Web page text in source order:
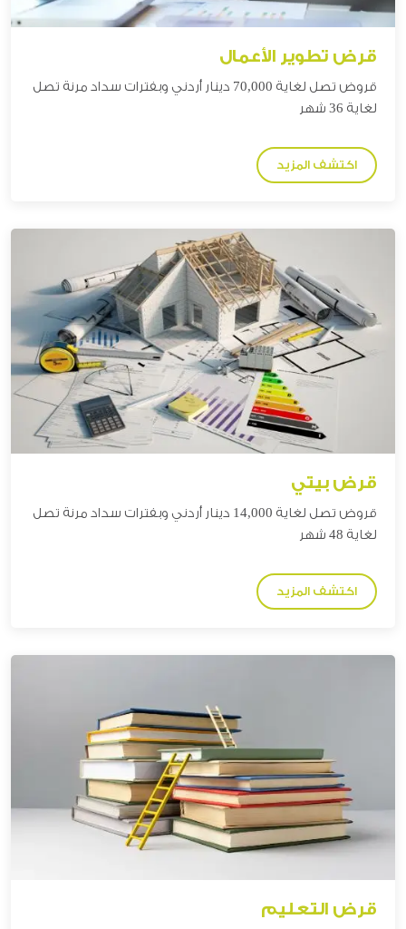
قرض تطوير الأعمال
قروض تصل لغاية 70,000 دينار أردني وبفترات سداد مرنة تصل
لغاية 36 شهر
اكتشف المزيد
قرض بيتي
قروض تصل لغاية 14,000 دينار
أردني وبفترات سداد مرنة تصل
لغاية 48 شهر
اكتشف المزيد
قرض التعليم